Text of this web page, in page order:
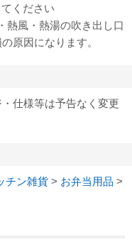
ください
熱風・熱湯の吹き出し口
原因になります。
仕様等は予告なく変更
チン雑貨 > お弁当用品 >